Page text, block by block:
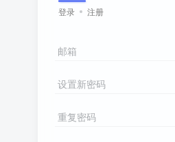
登录 注册
邮箱
设置新密码
重复密码